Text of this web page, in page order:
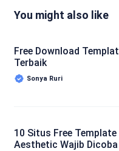
You might also like
Free Download
Terbaik
Sonya Ruri
10 Situs Free
Aesthetic Wajib Dicoba